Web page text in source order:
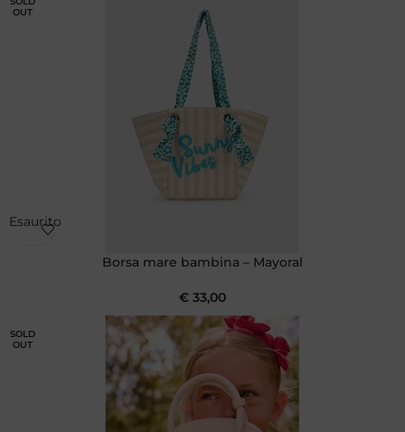
OUT
Esaurito
Borsa mare bambina – Mayoral
€ 33,00
SOLD
OUT